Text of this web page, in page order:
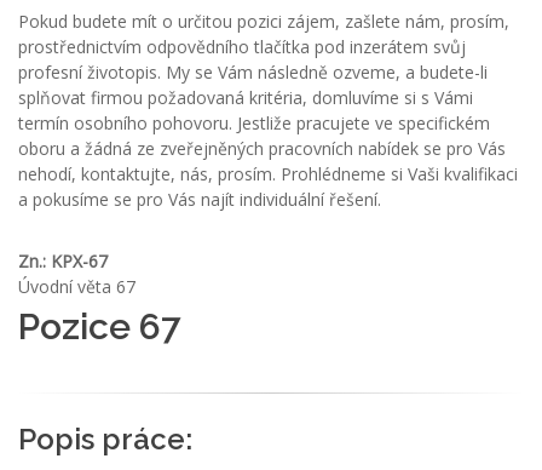
Pokud budete mít o určitou pozici zájem, zašlete nám, prosím,
prostřednictvím odpovědního tlačítka pod inzerátem svůj
profesní životopis. My se Vám následně ozveme, a budete-li
splňovat firmou požadovaná kritéria, domluvíme si s Vámi
termín osobního pohovoru. Jestliže pracujete ve specifickém
oboru a žádná ze zveřejněných pracovních nabídek se pro Vás
nehodí, kontaktujte, nás, prosím. Prohlédneme si Vaši kvalifikaci
a pokusíme se pro Vás najít individuální řešení.
Zn.: KPX-67
Úvodní věta 67
Pozice 67
Popis práce: